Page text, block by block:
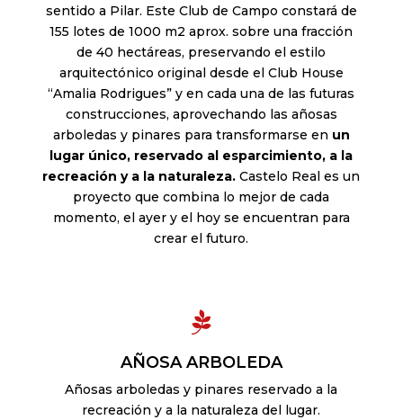
sentido a Pilar. Este Club de Campo constará de
155 lotes de 1000 m2 aprox. sobre una fracción
de 40 hectáreas, preservando el estilo
arquitectónico original desde el Club House
“Amalia Rodrigues” y en cada una de las futuras
construcciones, aprovechando las añosas
arboledas y pinares para transformarse en un
lugar único, reservado al esparcimiento, a la
recreación y a la naturaleza. Castelo Real es un
proyecto que combina lo mejor de cada
momento, el ayer y el hoy se encuentran para
crear el futuro.

AÑOSA ARBOLEDA
Añosas arboledas y pinares reservado a la
recreación y a la naturaleza del lugar.